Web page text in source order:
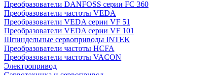
Преобразователи DANFOSS серии FC 360
Преобразователи частоты VEDA
Преобразователи VEDA серии VF 51
Преобразователи VEDA серии VF 101
Шпиндельные сервоприводы INTEK
Преобразователи частоты HCFA
Преобразователи частоты VACON
Электропривод